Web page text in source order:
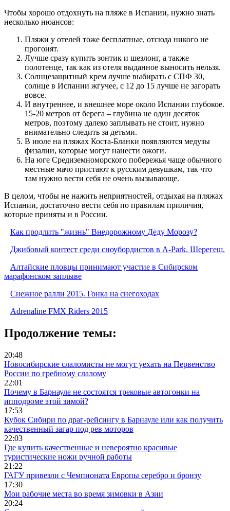
Чтобы хорошо отдохнуть на пляже в Испании, нужно знать
несколько нюансов:
Пляжи у отелей тоже бесплатные, отсюда никого не
прогонят.
Лучше сразу купить зонтик и шезлонг, а также
полотенце, так как из отеля выданное выносить нельзя.
Солнцезащитный крем лучше выбирать с СПФ 30,
солнце в Испании жгучее, с 12 до 15 лучше не загорать
вовсе.
И внутреннее, и внешнее море около Испании глубокое.
15-20 метров от берега – глубина не один десяток
метров, поэтому далеко заплывать не стоит, нужно
внимательно следить за детьми.
В июле на пляжах Коста-Бланки появляются медузы
физалии, которые могут нанести ожоги.
На юге Средиземноморского побережья чаще обычного
местные мачо пристают к русским девушкам, так что
там нужно вести себя не очень вызывающе.
В целом, чтобы не нажить неприятностей, отдыхая на пляжах
Испании, достаточно вести себя по правилам приличия,
которые приняты и в России.
Как продлить "жизнь" Внедорожному Деду Морозу?
Джибовый контест среди сноубордистов в A-Park. Шерегеш.
Алтайские пловцы принимают участие в Сибирском
марафонском заплыве
Снежное ралли 2015. Гонка на снегоходах
Adrenaline FMX Riders 2015
Продолжение темы:
20:48
Новосибирские слаломисты не могут уехать на Первенство
России по гребному слалому
22:01
Почему в Барнауле не состоятся трековые автогонки на
ипподроме этой зимой?
17:53
Кубок Сибири по драг-рейсингу в Барнауле или как получить
качественный загар под рев моторов
22:03
Где купить качественные и невероятно красивые
туристические ножи ручной работы
21:22
ГАГУ привезли с Чемпионата Европы серебро и бронзу
17:30
Мои рабочие места во время зимовки в Азии
20:24